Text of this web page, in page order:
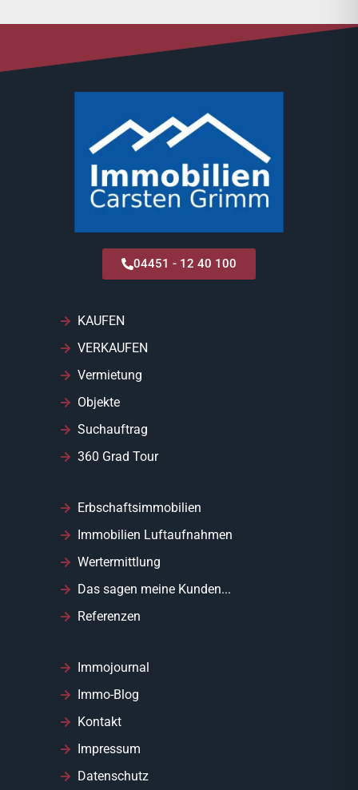
04451 - 12 40 100
KAUFEN
VERKAUFEN
Vermietung
Objekte
Suchauftrag
360 Grad Tour
Erbschaftsimmobilien
Immobilien Luftaufnahmen
Wertermittlung
Das sagen meine Kunden...
Referenzen
Immojournal
Immo-Blog
Kontakt
Impressum
Datenschutz